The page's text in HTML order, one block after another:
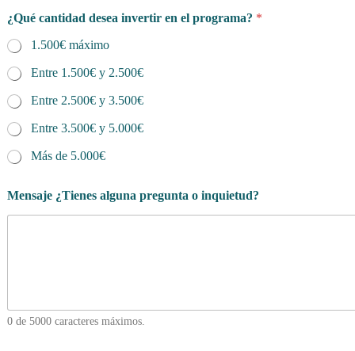
¿Qué cantidad desea invertir en el programa? *
1.500€ máximo
Entre 1.500€ y 2.500€
Entre 2.500€ y 3.500€
Entre 3.500€ y 5.000€
Más de 5.000€
Mensaje ¿Tienes alguna pregunta o inquietud?
0 de 5000 caracteres máximos.